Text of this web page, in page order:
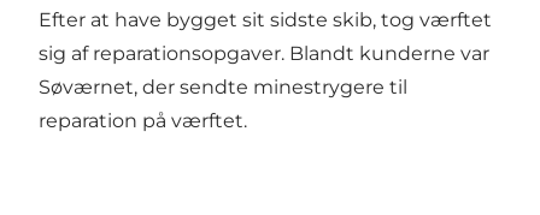
Efter at have bygget sit sidste skib, tog værftet
sig af reparationsopgaver. Blandt kunderne var
Søværnet, der sendte minestrygere til
reparation på værftet.